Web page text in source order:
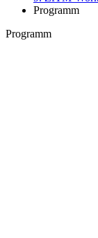
Programm
Programm